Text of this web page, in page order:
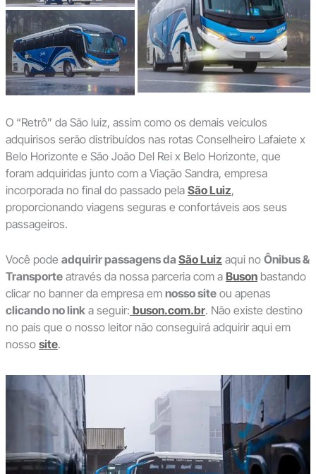
O “Retrô” da São luiz, assim como os demais veículos
adquirisos serão distribuídos nas rotas Conselheiro Lafaiete x
Belo Horizonte e São João Del Rei x Belo Horizonte, que
foram adquiridas junto com a Viação Sandra, empresa
incorporada no final do passado pela São Luiz,
proporcionando viagens seguras e confortáveis aos seus
passageiros.
Você pode adquirir passagens da São Luiz aqui no Ônibus &
Transporteatravés da nossa parceria com a Busonbastando
clicar no banner da empresa em nosso siteou apenas
clicando no linka seguir: buson.com.br. Não existe destino
no país que o nosso leitor não conseguirá adquirir aqui em
nosso site.